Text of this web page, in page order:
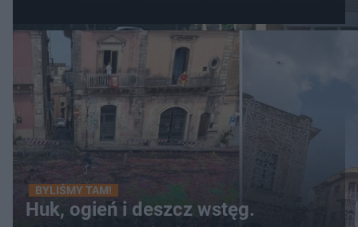
BYLIŚMY TAM!
Huk, ogień i deszcz wstęg.